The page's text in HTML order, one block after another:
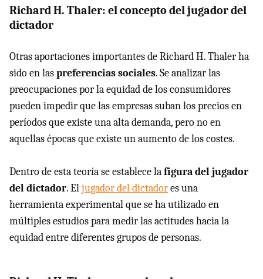
Richard H. Thaler: el concepto del jugador del
dictador
Otras aportaciones importantes de Richard H. Thaler ha
sido en laspreferencias sociales. Se analizar las
preocupaciones por la equidad de los consumidores
pueden impedir que las empresas suban los precios en
períodos que existe una alta demanda, pero no en
aquellas épocas que existe un aumento de los costes.
Dentro de esta teoría se establece lafigura del jugador
del dictador. Eljugador del dictadores una
herramienta experimental que se ha utilizado en
múltiples estudios para medir las actitudes hacia la
equidad entre diferentes grupos de personas.